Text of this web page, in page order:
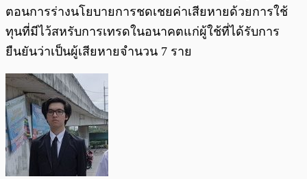
ตอนการร่างนโยบายการชดเชยค่าเสียหายด้วยการใช้
ทุนที่มีไว้สหรับการเทรดในอนาคตแก่ผู้ใช้ที่ได้รับการ
ยืนยันว่าเป็นผู้เสียหายจำนวน 7 ราย